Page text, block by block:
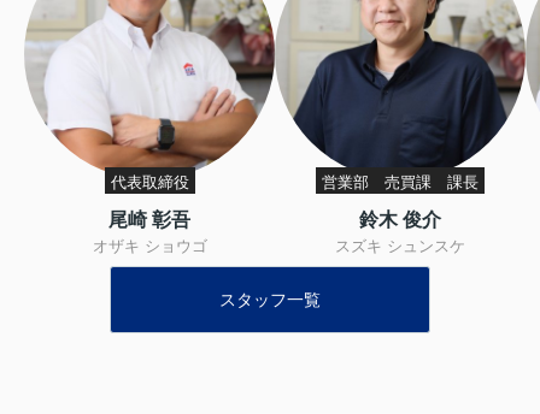
代表取締役
尾崎 彰吾
オザキ ショウゴ
営業部 売買課 課長
鈴木 俊介
スズキ シュンスケ
スタッフ一覧